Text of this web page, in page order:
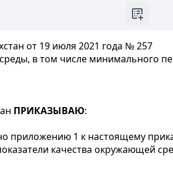
от 19 июля 2021 года № 257
в том числе минимального
ПРИКАЗЫВАЮ:
приложению 1 к настоящему
качества окружающей